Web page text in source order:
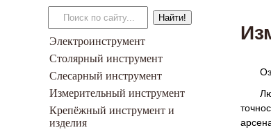
Электроинструмент
Столярный инструмент
Слесарный инструмент
Измерительный инструмент
Крепёжный инструмент и
изделия